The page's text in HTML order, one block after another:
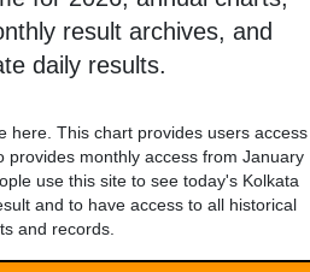
result archives, and
daily results.
here. This chart provides users access
provides monthly access from January
use this site to see today's Kolkata
and to have access to all historical
and records.